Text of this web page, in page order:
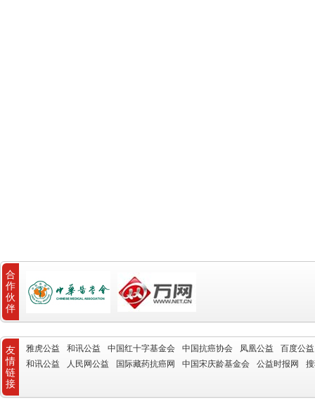
合
作
伙
伴
友
情
链
接
雅虎公益 和讯公益 中国红十字基金会 中国抗癌协会 凤凰公益
百度公益
和讯公益
人民网公益 国际藏药抗癌网 中国宋庆龄基金会 公益时报网